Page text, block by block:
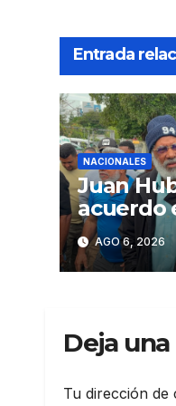
Entrada
NACIONALES
Juan
acuerdo
corredor
AGO 6, 2026
Deja
Tu dirección